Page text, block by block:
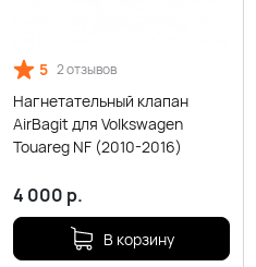
5 2 отзывов
Нагнетательный клапан
AirBagit для Volkswagen
Touareg NF (2010-2016)
4 000 р.
В корзину